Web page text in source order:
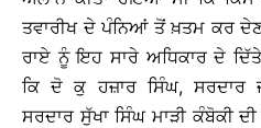
ਤਵਾਰੀਖ ਦੇ ਪੰਨਿਆਂ ਤੋਂ ਖ਼ਤਮ ਕਰ
ਰਾਏ ਨੂੰ ਇਹ ਸਾਰੇ ਅਧਿਕਾਰ ਦੇ
ਕਿ ਦੋ ਕੁ ਹਜ਼ਾਰ ਸਿੰਘ,
ਸਰਦਾਰ ਸੁੱਖਾ ਸਿੰਘ ਮਾੜੀ ਕੰਬੋਕੀ